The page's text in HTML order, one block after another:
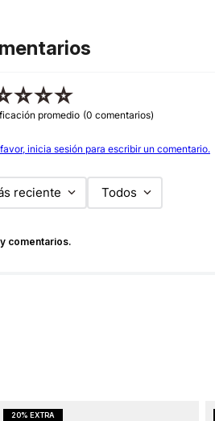
☆☆☆
promedio (0 comentarios)
inicia sesión para escribir un comentario.
reciente Todos
comentarios.